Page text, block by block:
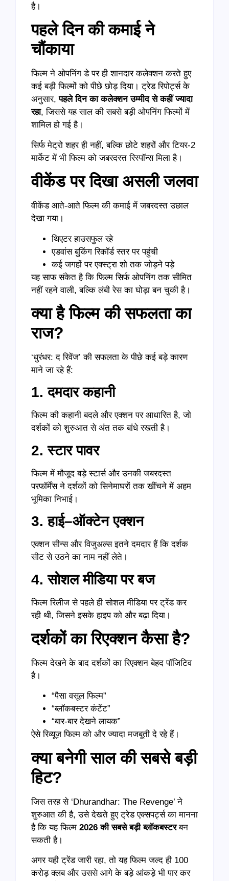
है।
पहले दिन की कमाई ने
चौंकाया
फिल्म ने ओपनिंग डे पर ही शानदार कलेक्शन करते हुए
कई बड़ी फिल्मों को पीछे छोड़ दिया। ट्रेड रिपोर्ट्स के
अनुसार,पहले दिन का कलेक्शन उम्मीद से कहीं ज्यादा
रहा, जिससे यह साल की सबसे बड़ी ओपनिंग फिल्मों में
शामिल हो गई है।
सिर्फ मेट्रो शहर ही नहीं, बल्कि छोटे शहरों और टियर-2
मार्केट में भी फिल्म को जबरदस्त रिस्पॉन्स मिला है।
वीकेंड पर दिखा असली जलवा
वीकेंड आते-आते फिल्म की कमाई में जबरदस्त उछाल
देखा गया।
थिएटर हाउसफुल रहे
एडवांस बुकिंग रिकॉर्ड स्तर पर पहुंची
कई जगहों पर एक्स्ट्रा शो तक जोड़ने पड़े
यह साफ संकेत है कि फिल्म सिर्फ ओपनिंग तक सीमित
नहीं रहने वाली, बल्कि लंबी रेस का घोड़ा बन चुकी है।
क्या है फिल्म की सफलता का
राज?
‘धुरंधर: द रिवेंज’ की सफलता के पीछे कई बड़े कारण
माने जा रहे हैं:
1.दमदार कहानी
फिल्म की कहानी बदले और एक्शन पर आधारित है, जो
दर्शकों को शुरुआत से अंत तक बांधे रखती है।
2.स्टार पावर
फिल्म में मौजूद बड़े स्टार्स और उनकी जबरदस्त
परफॉर्मेंस ने दर्शकों को सिनेमाघरों तक खींचने में अहम
भूमिका निभाई।
3.हाई–ऑक्टेन एक्शन
एक्शन सीन्स और विजुअल्स इतने दमदार हैं कि दर्शक
सीट से उठने का नाम नहीं लेते।
4.सोशल मीडिया पर बज
फिल्म रिलीज से पहले ही सोशल मीडिया पर ट्रेंड कर
रही थी, जिसने इसके हाइप को और बढ़ा दिया।
दर्शकों का रिएक्शन कैसा है?
फिल्म देखने के बाद दर्शकों का रिएक्शन बेहद पॉजिटिव
है।
“पैसा वसूल फिल्म”
“ब्लॉकबस्टर कंटेंट”
“बार-बार देखने लायक”
ऐसे रिव्यूज़ फिल्म को और ज्यादा मजबूती दे रहे हैं।
क्या बनेगी साल की सबसे बड़ी
हिट?
जिस तरह से ‘Dhurandhar: The Revenge’ ने
शुरुआत की है, उसे देखते हुए ट्रेड एक्सपर्ट्स का मानना
है कि यह फिल्म 2026 की सबसे बड़ी ब्लॉकबस्टरबन
सकती है।
अगर यही ट्रेंड जारी रहा, तो यह फिल्म जल्द ही 100
करोड़ क्लब और उससे आगे के बड़े आंकड़े भी पार कर